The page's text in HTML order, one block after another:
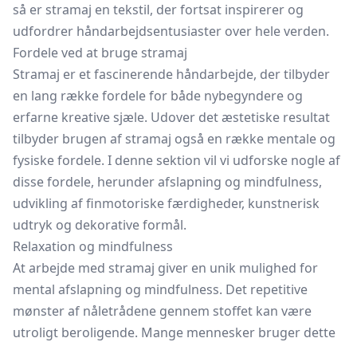
så er stramaj en tekstil, der fortsat inspirerer og
udfordrer håndarbejdsentusiaster over hele verden.
Fordele ved at bruge stramaj
Stramaj er et fascinerende håndarbejde, der tilbyder
en lang række fordele for både nybegyndere og
erfarne kreative sjæle. Udover det æstetiske resultat
tilbyder brugen af stramaj også en række mentale og
fysiske fordele. I denne sektion vil vi udforske nogle af
disse fordele, herunder afslapning og mindfulness,
udvikling af finmotoriske færdigheder, kunstnerisk
udtryk og dekorative formål.
Relaxation og mindfulness
At arbejde med stramaj giver en unik mulighed for
mental afslapning og mindfulness. Det repetitive
mønster af nåletrådene gennem stoffet kan være
utroligt beroligende. Mange mennesker bruger dette